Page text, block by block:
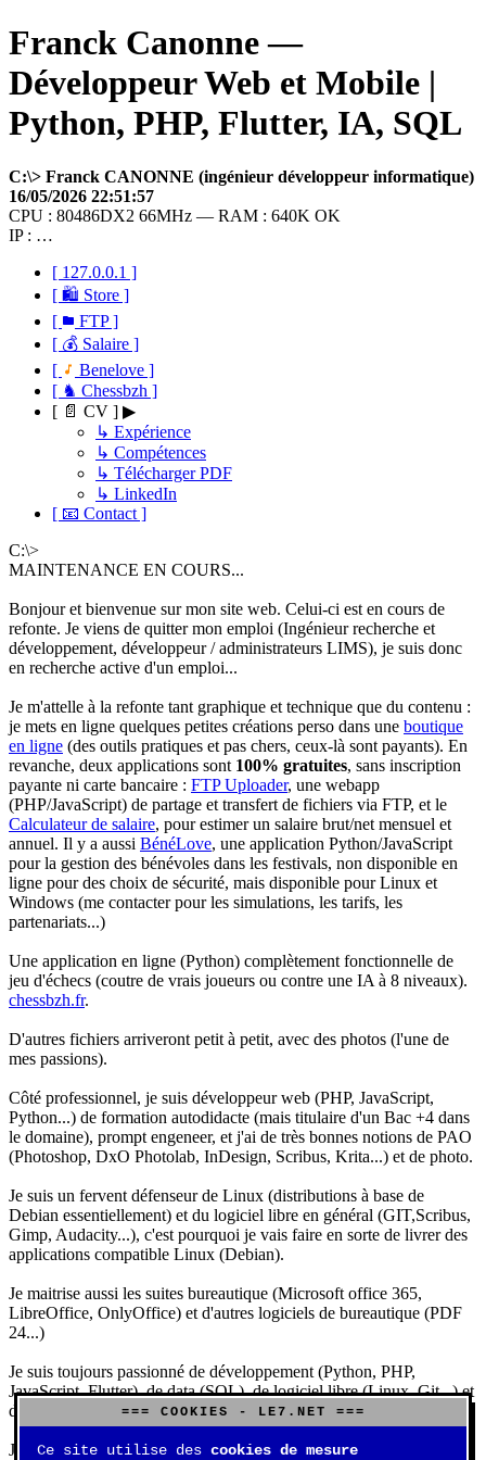
Franck Canonne —
Développeur Web et Mobile |
Python, PHP, Flutter, IA, SQL
C:\> Franck CANONNE (ingénieur développeur informatique)
16/05/2026 22:51:57
CPU : 80486DX2 66MHz — RAM : 640K OK
IP : …
[ 127.0.0.1 ]
[ 🛍 Store ]
[
FTP ]
[ 💰 Salaire ]
[
Benelove ]
[ ♞ Chessbzh ]
[ 📄 CV ] ▶
↳ Expérience
↳ Compétences
↳ Télécharger PDF
↳ LinkedIn
[ 📧 Contact ]
C:\>
MAINTENANCE EN COURS...
Bonjour et bienvenue sur mon site web. Celui-ci est en cours de
refonte. Je viens de quitter mon emploi (Ingénieur recherche et
développement, développeur / administrateurs LIMS), je suis donc
en recherche active d'un emploi...
Je m'attelle à la refonte tant graphique et technique que du contenu :
je mets en ligne quelques petites créations perso dans une boutique
en ligne (des outils pratiques et pas chers, ceux-là sont payants). En
revanche, deux applications sont 100% gratuites, sans inscription
payante ni carte bancaire : FTP Uploader, une webapp
(PHP/JavaScript) de partage et transfert de fichiers via FTP, et le
Calculateur de salaire, pour estimer un salaire brut/net mensuel et
annuel. Il y a aussi BénéLove, une application Python/JavaScript
pour la gestion des bénévoles dans les festivals, non disponible en
ligne pour des choix de sécurité, mais disponible pour Linux et
Windows (me contacter pour les simulations, les tarifs, les
partenariats...)
Une application en ligne (Python) complètement fonctionnelle de
jeu d'échecs (coutre de vrais joueurs ou contre une IA à 8 niveaux).
chessbzh.fr.
D'autres fichiers arriveront petit à petit, avec des photos (l'une de
mes passions).
Côté professionnel, je suis développeur web (PHP, JavaScript,
Python...) de formation autodidacte (mais titulaire d'un Bac +4 dans
le domaine), prompt engeneer, et j'ai de très bonnes notions de PAO
(Photoshop, DxO Photolab, InDesign, Scribus, Krita...) et de photo.
Je suis un fervent défenseur de Linux (distributions à base de
Debian essentiellement) et du logiciel libre en général (GIT,Scribus,
Gimp, Audacity...), c'est pourquoi je vais faire en sorte de livrer des
applications compatible Linux (Debian).
Je maitrise aussi les suites bureautique (Microsoft office 365,
LibreOffice, OnlyOffice) et d'autres logiciels de bureautique (PDF
24...)
Je suis toujours passionné de développement (Python, PHP,
JavaScript, Flutter), de data (SQL), de logiciel libre (Linux, Git...) et
d'IA (principalement Claude et DeepSeek).
J'aime jouer, surtout aux jeux de sociétés (Risk, Uno, Scrabble...),
=== COOKIES - LE7.NET ===
Ce site utilise des cookies de mesure